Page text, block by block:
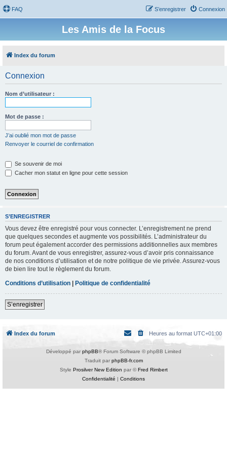
FAQ Connexion
S’enregistrer
Les Amis de la Focus
Index du forum
Connexion
Nom d’utilisateur :
Mot de passe :
J’ai oublié mon mot de passe
Renvoyer le courriel de confirmation
Se souvenir de moi
Cacher mon statut en ligne pour cette session
S’ENREGISTRER
Vous devez être enregistré pour vous connecter. L’enregistrement ne prend
que quelques secondes et augmente vos possibilités. L’administrateur du
forum peut également accorder des permissions additionnelles aux membres
du forum. Avant de vous enregistrer, assurez-vous d’avoir pris connaissance
de nos conditions d’utilisation et de notre politique de vie privée. Assurez-vous
de bien lire tout le règlement du forum.
Conditions d’utilisation | Politique de confidentialité
S’enregistrer
Index du forum Heures au format UTC+01:00
Développé par phpBB® Forum Software © phpBB Limited
Traduit par phpBB-fr.com
Style Prosilver New Edition par ©Fred Rimbert
Confidentialité | Conditions